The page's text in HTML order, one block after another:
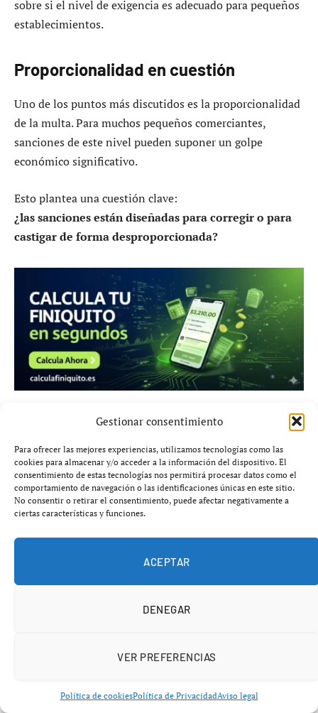
Gestionar consentimiento
Para ofrecer las mejores experiencias, utilizamos tecnologías como las
cookies para almacenar y/o acceder a la información del dispositivo. El
consentimiento de estas tecnologías nos permitirá procesar datos como el
comportamiento de navegación o las identificaciones únicas en este sitio.
No consentir o retirar el consentimiento, puede afectar negativamente a
ciertas características y funciones.
ACEPTAR
DENEGAR
VER PREFERENCIAS
Política de cookiesPolítica de PrivacidadAviso legal
sobre si el nivel de exigencia es adecuado para pequeños
establecimientos.
Proporcionalidad en cuestión
Uno de los puntos más discutidos es la proporcionalidad
de la multa. Para muchos pequeños comerciantes,
sanciones de este nivel pueden suponer un golpe
económico significativo.
Esto plantea una cuestión clave:
¿las sanciones están diseñadas para corregir o para
castigar de forma desproporcionada?
Inspecciones y cumplimiento
normativo
El caso también pone en evidencia el aumento de
controles en determinados sectores, especialmente
aquellos con alta regulación.
Los estancos deben cumplir una normativa compleja, lo
que incrementa el riesgo de sanciones ante cualquier
cada vez más exigente: